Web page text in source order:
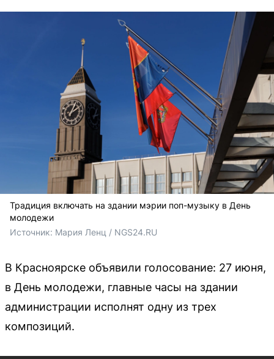
Традиция включать на здании мэрии поп-музыку в День
молодежи
Источник: Мария Ленц / NGS24.RU
В Красноярске объявили голосование: 27 июня,
в День молодежи, главные часы на здании
администрации исполнят одну из трех
композиций.